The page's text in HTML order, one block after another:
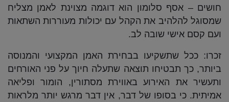
חושים – אסף סלומון הוא דוגמה מצוינת לאמן מצליח
שמסוגל להלהיב את הקהל עם יכולות מעוררות השתאות
ועם קסם אישי שובה לב.
זכרו: ככל שתשקיעו בבחירת האמן המקצועי והמנוסה
ביותר, כך תבטיחו תוצאה שתעלה חיוך על פני האורחים
ותעשיר את האירוע באווירת מסתורין, הומור ופליאה
אמיתית. כי בסופו של דבר, אין דבר מרגש יותר מלראות